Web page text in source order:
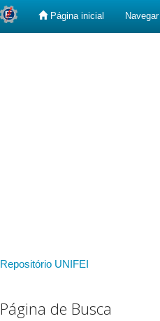
Página inicial Navegar
Repositório UNIFEI
Página de Busca